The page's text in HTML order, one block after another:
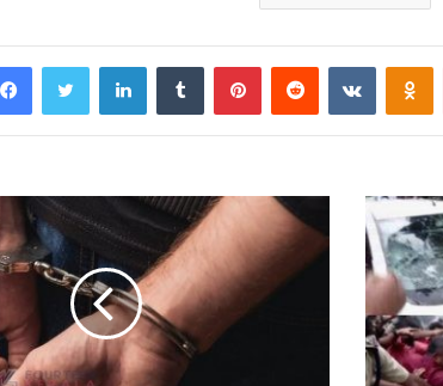
FacebookTwitter LinkedInTumblr PinterestReddit